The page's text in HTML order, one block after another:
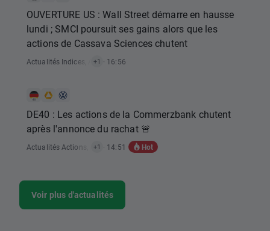
OUVERTURE US : Wall Street démarre en hausse
lundi ; SMCI poursuit ses gains alors que les
actions de Cassava Sciences chutent
Actualités Indices Actualités Actions
+1 · 16:56
DE40 : Les actions de la Commerzbank chutent
après l'annonce du rachat 🚨
Actualités Actions Actualités Indices
+1 · 14:51 Hot
Voir plus d'actualités